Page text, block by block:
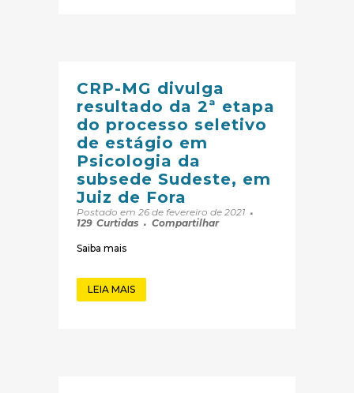
CRP-MG divulga
resultado da 2ª etapa
do processo seletivo
de estágio em
Psicologia da
subsede Sudeste, em
Juiz de Fora
Postado em 26 de fevereiro de 2021
129 Curtidas Compartilhar
Saiba mais
LEIA MAIS